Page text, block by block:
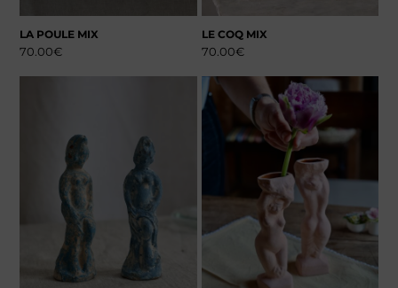
LA POULE MIX
70.00€
LE COQ MIX
70.00€